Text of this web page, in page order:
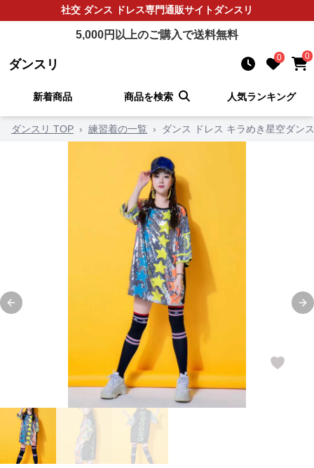
社交 ダンス ドレス専門通販サイトダンスリ
5,000円以上のご購入で送料無料
ダンスリ 0 0
新着商品 商品を検索 人気ランキング
ダンスリ TOP › 練習着の一覧 › ダンス ドレス キラめき星空ダン
Previous slide